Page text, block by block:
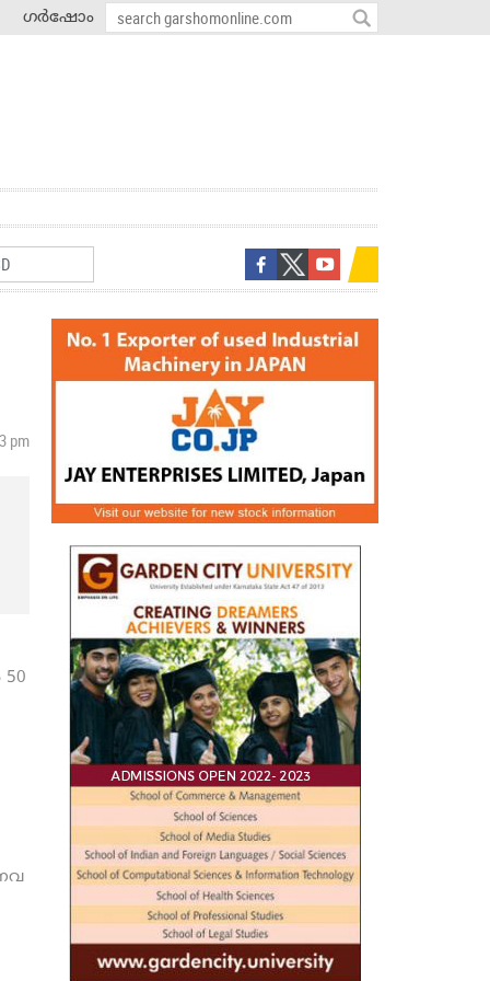
ഗർഷോം
pm